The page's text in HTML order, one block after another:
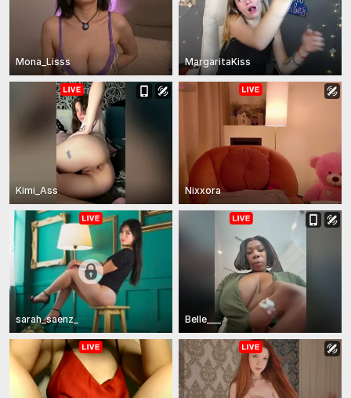
Mona_Lisss MargaritaKiss
Kimi_Ass Nixxora
sarah_saenz_ Belle___